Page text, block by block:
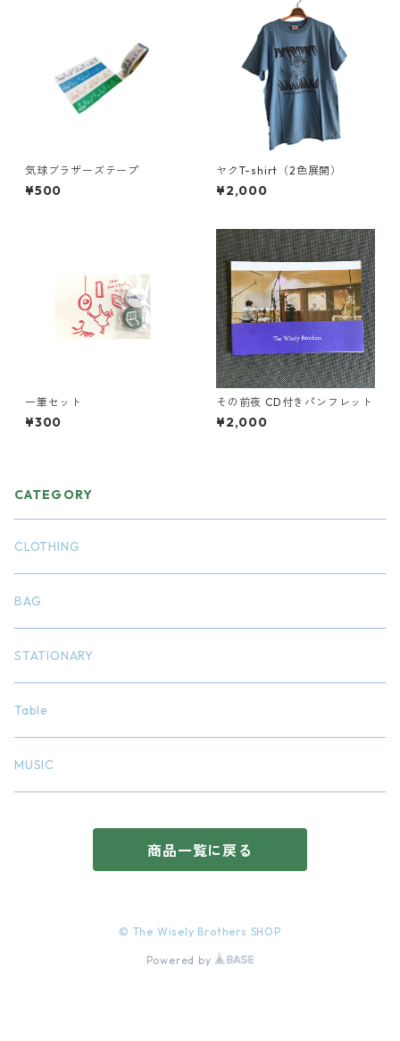
気球ブラザーズテープ
¥500
ヤクT-shirt（2色展開）
¥2,000
一筆セット
¥300
その前夜 CD付きパンフレット
¥2,000
CATEGORY
CLOTHING
BAG
STATIONARY
Table
MUSIC
商品一覧に戻る
© The Wisely Brothers SHOP
Powered by